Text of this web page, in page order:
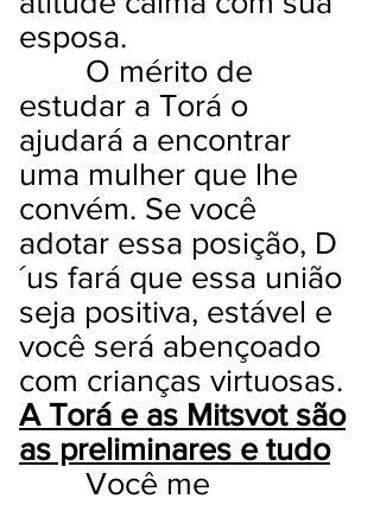
esposa.
O mérito de
estudar a Torá o
ajudará a encontrar
uma mulher que lhe
convém. Se você
adotar essa posição, D
´us fará que essa união
seja positiva, estável e
você será abençoado
com crianças virtuosas.
A Torá e as Mitsvot são
as preliminares e tudo
Você me